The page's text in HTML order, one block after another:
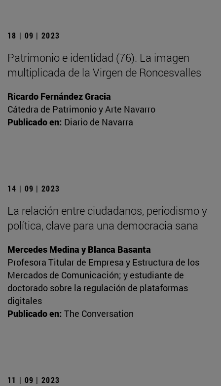
18 | 09 | 2023
Patrimonio e identidad (76). La imagen
multiplicada de la Virgen de Roncesvalles
Ricardo Fernández Gracia
Cátedra de Patrimonio y Arte Navarro
Publicado en: Diario de Navarra
14 | 09 | 2023
La relación entre ciudadanos, periodismo y
política, clave para una democracia sana
Mercedes Medina y Blanca Basanta
Profesora Titular de Empresa y Estructura de los
Mercados de Comunicación; y estudiante de
doctorado sobre la regulación de plataformas
digitales
Publicado en: The Conversation
11 | 09 | 2023